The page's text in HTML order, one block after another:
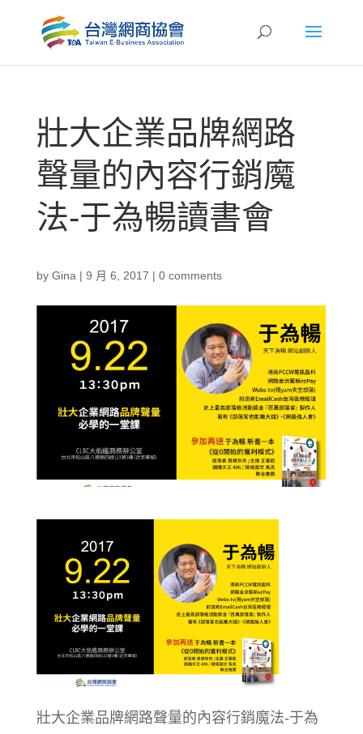
壯大企業品牌網路
聲量的內容行銷魔
法-于為暢讀書會
by Gina | 9 月 6, 2017 | 0 comments
壯大企業品牌網路聲量的內容行銷魔法-于為